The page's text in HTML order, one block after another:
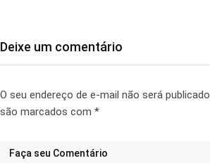
Deixe um comentário
O seu endereço de e-mail não será publicado.
são marcados com *